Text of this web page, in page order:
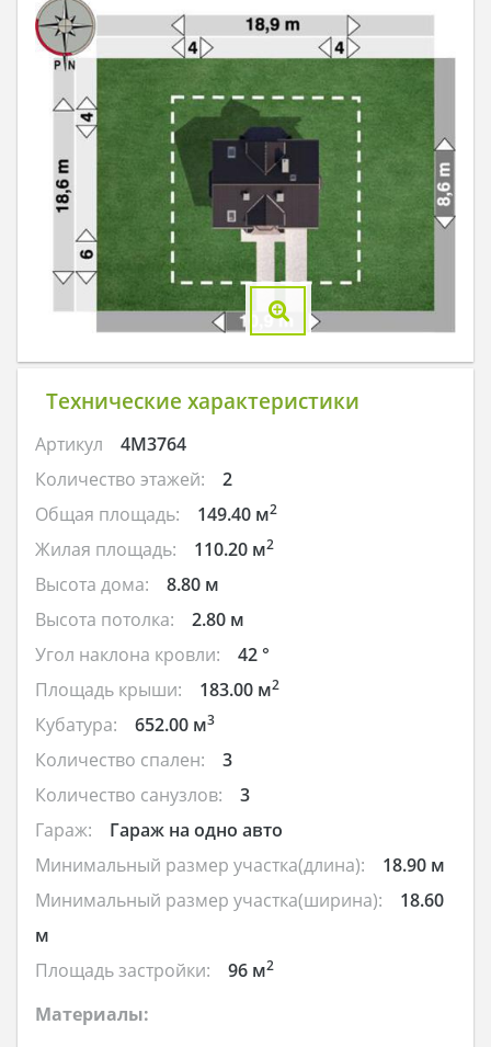
Технические характеристики
Артикул
4M3764
Количество этажей:
2
Общая площадь:
149.40 м2
Жилая площадь: 110.20 м2
Высота дома:
8.80 м
Высота потолка:
2.80 м
Угол наклона кровли:
42 °
Площадь крыши:
183.00 м2
Кубатура: 652.00 м3
Количество спален:
3
Количество санузлов:
3
Гараж:
Гараж на одно авто
Минимальный размер участка(длина):
18.90 м
Минимальный размер участка(ширина):
18.60
м
Площадь застройки:
96 м2
Материалы: